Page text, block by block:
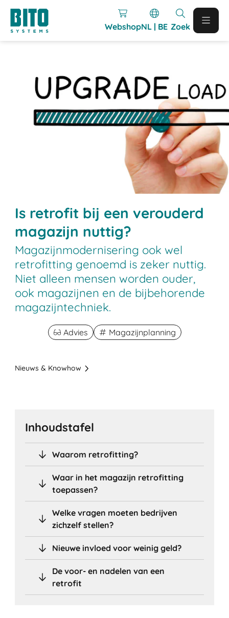
WebshopNL | BE Zoek
Is retrofit bij een verouderd
magazijn nuttig?
Magazijnmodernisering ook wel
retrofitting genoemd is zeker nuttig.
Niet alleen mensen worden ouder,
ook magazijnen en de bijbehorende
magazijntechniek.
Advies Magazijnplanning
Nieuws & Knowhow
Inhoudstafel
Waarom retrofitting?
Waar in het magazijn retrofitting
toepassen?
Welke vragen moeten bedrijven
zichzelf stellen?
Nieuwe invloed voor weinig geld?
De voor- en nadelen van een
retrofit